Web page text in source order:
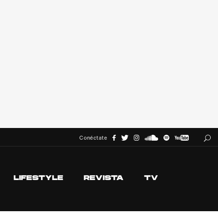
Conéctate
LIFESTYLE REVISTA TV